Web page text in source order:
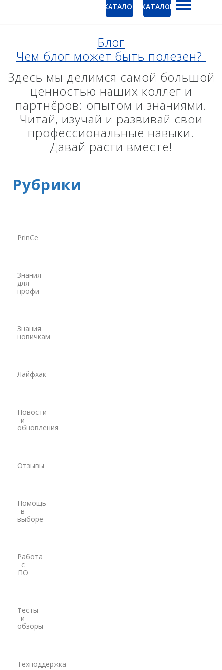
КАТАЛОГ КАТАЛОГ
CHCNAV
EFIX
Trimble
Spectra Precision
Руснавгеосеть
Нивелиры
Наземное лазерное сканирование
Воздушное лазерное сканирование
SLAM
Аксессуары для лазерного сканирования
Spectra Precision
EFIX
Сталкер
Техно-АС
Программы
Блог
Чем блог может быть полезен?
Здесь мы делимся самой большой
ценностью наших коллег и
партнёров: опытом и знаниями.
Читай, изучай и развивай свои
профессиональные навыки.
Давай расти вместе!
Рубрики
PrinCe
Знания
для
профи
Знания
новичкам
Лайфхак
Новости
и
обновления
Отзывы
Помощь
в
выборе
Работа
с
ПО
Тесты
и
обзоры
Техподдержка